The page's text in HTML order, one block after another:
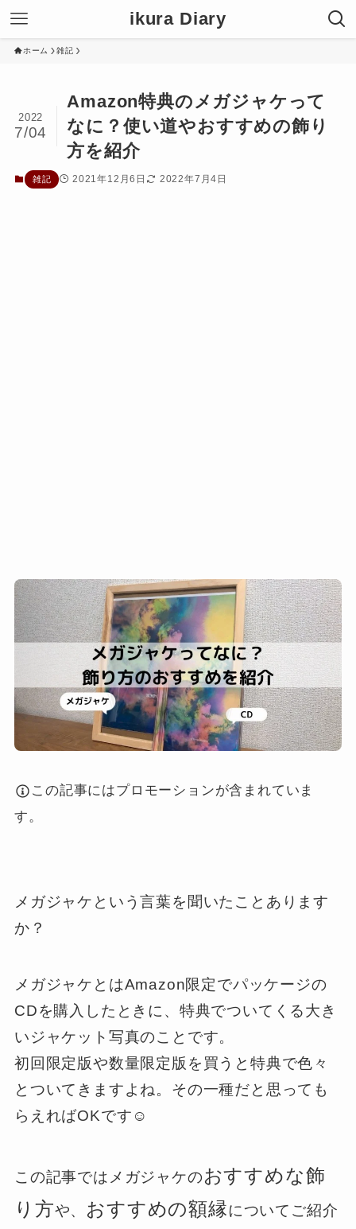
ikura Diary
ホーム 雑記
Amazon特典のメガジャケって
なに？使い道やおすすめの飾り
方を紹介
2022
7/04
雑記 2021年12月6日 2022年7月4日
この記事にはプロモーションが含まれていま
す。
メガジャケという言葉を聞いたことあります
か？
メガジャケとはAmazon限定でパッケージの
CDを購入したときに、特典でついてくる大き
いジャケット写真のことです。
初回限定版や数量限定版を買うと特典で色々
とついてきますよね。その一種だと思っても
らえればOKです☺️
この記事ではメガジャケのおすすめな飾
り方や、 おすすめの額縁についてご紹介